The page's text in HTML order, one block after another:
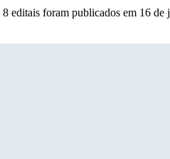
editais foram publicados em 16